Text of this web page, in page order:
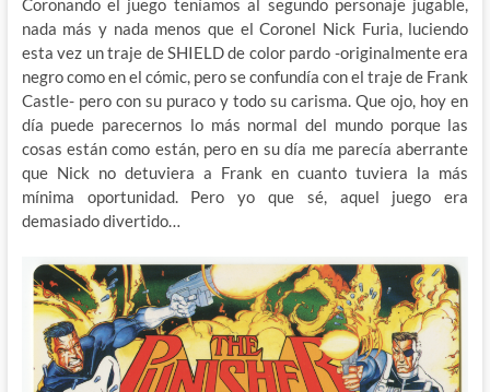
Coronando el juego teníamos al segundo personaje jugable,
nada más y nada menos que el Coronel Nick Furia, luciendo
esta vez un traje de SHIELD de color pardo -originalmente era
negro como en el cómic, pero se confundía con el traje de Frank
Castle- pero con su puraco y todo su carisma. Que ojo, hoy en
día puede parecernos lo más normal del mundo porque las
cosas están como están, pero en su día me parecía aberrante
que Nick no detuviera a Frank en cuanto tuviera la más
mínima oportunidad. Pero yo que sé, aquel juego era
demasiado divertido…